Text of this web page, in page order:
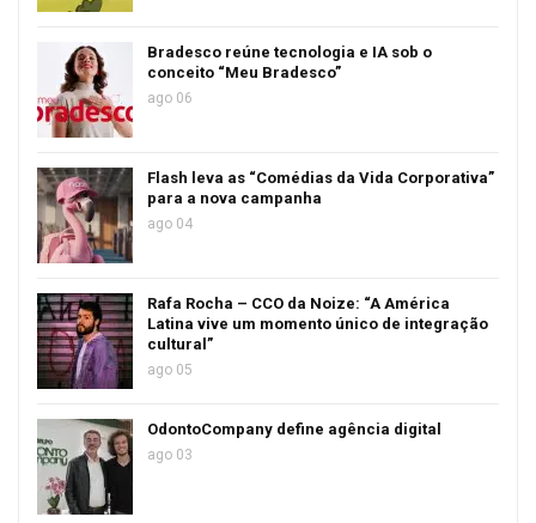
Bradesco reúne tecnologia e IA sob o
conceito “Meu Bradesco”
ago 06
Flash leva as “Comédias da Vida Corporativa”
para a nova campanha
ago 04
Rafa Rocha – CCO da Noize: “A América
Latina vive um momento único de integração
cultural”
ago 05
OdontoCompany define agência digital
ago 03